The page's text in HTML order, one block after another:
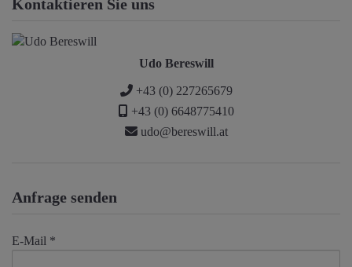
Kontaktieren Sie uns
Udo Bereswill
+43 (0) 227265679
+43 (0) 6648775410
udo@bereswill.at
Anfrage senden
E-Mail